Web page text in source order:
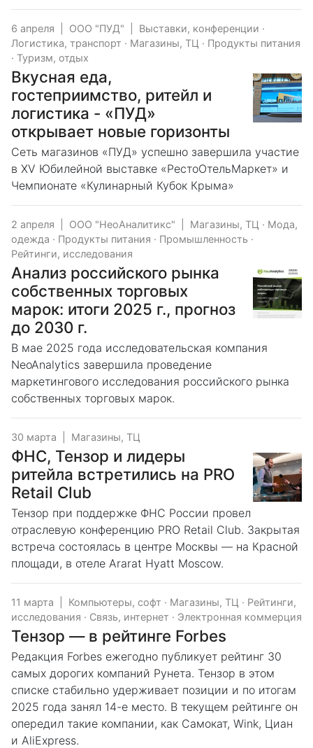
6 апреля ООО "ПУД" Выставки, конференции ·
Логистика, транспорт · Магазины, ТЦ · Продукты питания
· Туризм, отдых
Вкусная еда,
гостеприимство, ритейл и
логистика - «ПУД»
открывает новые горизонты
Сеть магазинов «ПУД» успешно завершила участие
в XV Юбилейной выставке «РестоОтельМаркет» и
Чемпионате «Кулинарный Кубок Крыма»
2 апреля ООО "НеоАналитикс" Магазины, ТЦ · Мода,
одежда · Продукты питания · Промышленность ·
Рейтинги, исследования
Анализ российского рынка
собственных торговых
марок: итоги 2025 г., прогноз
до 2030 г.
В мае 2025 года исследовательская компания
NeoAnalytics завершила проведение
маркетингового исследования российского рынка
собственных торговых марок.
30 марта Магазины, ТЦ
ФНС, Тензор и лидеры
ритейла встретились на PRO
Retail Club
Тензор при поддержке ФНС России провел
отраслевую конференцию PRO Retail Club. Закрытая
встреча состоялась в центре Москвы — на Красной
площади, в отеле Ararat Hyatt Moscow.
11 марта Компьютеры, софт · Магазины, ТЦ · Рейтинги,
исследования · Связь, интернет · Электронная коммерция
Тензор — в рейтинге Forbes
Редакция Forbes ежегодно публикует рейтинг 30
самых дорогих компаний Рунета. Тензор в этом
списке стабильно удерживает позиции и по итогам
2025 года занял 14-е место. В текущем рейтинге он
опередил такие компании, как Самокат, Wink, Циан
и AliExpress.